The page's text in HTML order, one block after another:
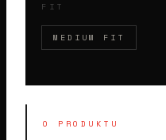
FIT
MEDIUM FIT
O PRODUKTU